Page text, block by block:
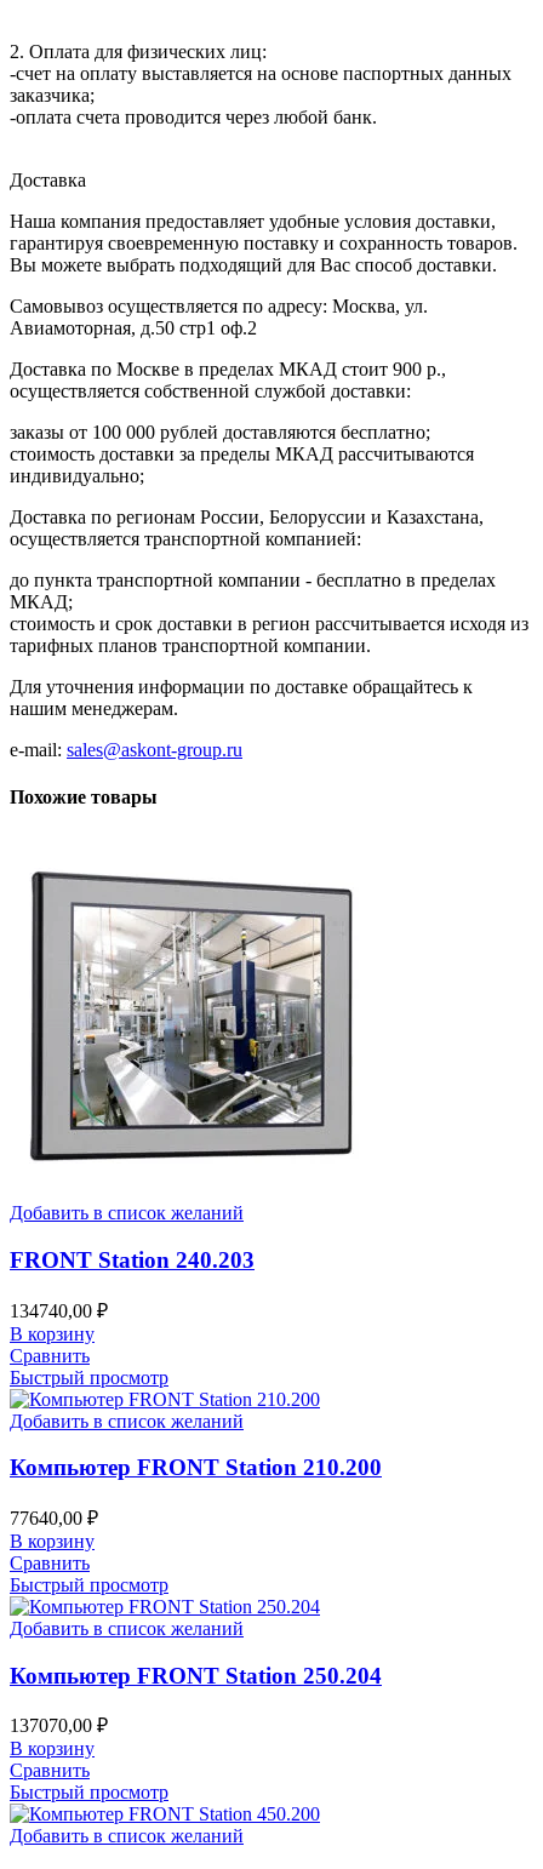
2. Оплата для физических лиц:
-счет на оплату выставляется на основе паспортных данных
заказчика;
-оплата счета проводится через любой банк.
Доставка
Наша компания предоставляет удобные условия доставки,
гарантируя своевременную поставку и сохранность товаров.
Вы можете выбрать подходящий для Вас способ доставки.
Самовывоз осуществляется по адресу: Москва, ул.
Авиамоторная, д.50 стр1 оф.2
Доставка по Москве в пределах МКАД стоит 900 р.,
осуществляется собственной службой доставки:
заказы от 100 000 рублей доставляются бесплатно;
cтоимость доставки за пределы МКАД рассчитываются
индивидуально;
Доставка по регионам России, Белоруссии и Казахстана,
осуществляется транспортной компанией:
до пункта транспортной компании - бесплатно в пределах
МКАД;
стоимость и срок доставки в регион рассчитывается исходя из
тарифных планов транспортной компании.
Для уточнения информации по доставке обращайтесь к
нашим менеджерам.
e-mail: sales@askont-group.ru
Похожие товары
Добавить в список желаний
FRONT Station 240.203
134740,00 ₽
В корзину
Сравнить
Быстрый просмотр
Добавить в список желаний
Компьютер FRONT Station 210.200
77640,00 ₽
В корзину
Сравнить
Быстрый просмотр
Добавить в список желаний
Компьютер FRONT Station 250.204
137070,00 ₽
В корзину
Сравнить
Быстрый просмотр
Добавить в список желаний